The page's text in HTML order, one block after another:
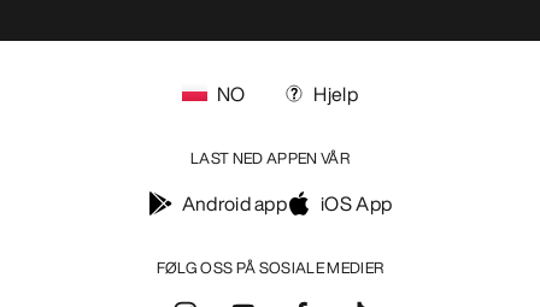
FØLG OSS PÅ SOSIALE MEDIER
NO Hjelp
LAST NED APPEN VÅR
Android app iOS App